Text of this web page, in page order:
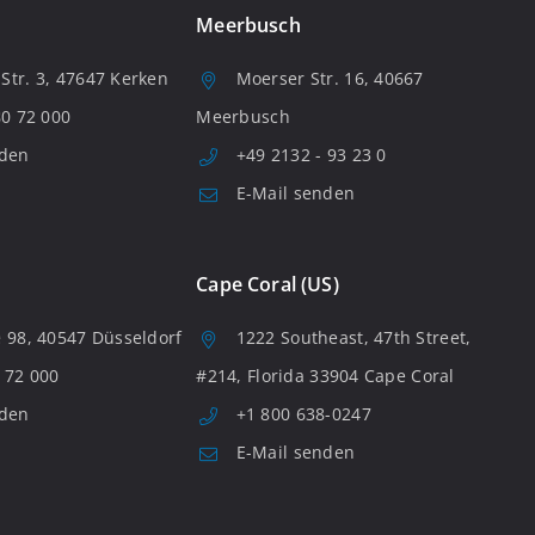
3, 47647 Kerken
72 000
Meerbusch
Moerser Str. 16, 40667
Meerbusch
+49 2132 - 93 23 0
E-Mail senden
98, 40547 Düsseldorf
000
Cape Coral (US)
1222 Southeast, 47th Street,
#214, Florida 33904 Cape Coral
+1 800 638-0247
E-Mail senden